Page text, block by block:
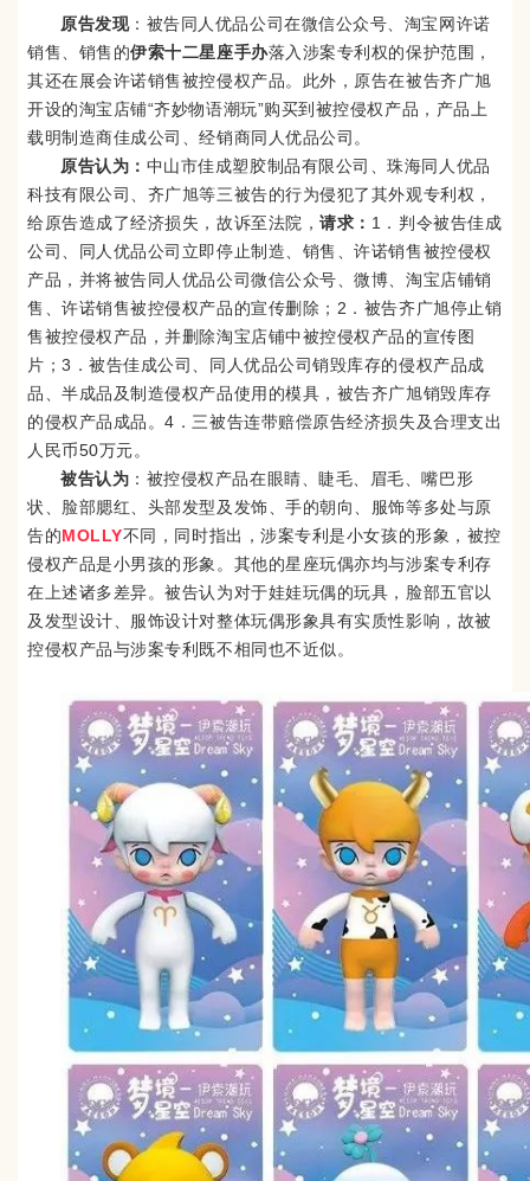
原告发现：被告同人优品公司在微信公众号、淘宝网许诺
销售、销售的伊索十二星座手办落入涉案专利权的保护范围，
其还在展会许诺销售被控侵权产品。此外，原告在被告齐广旭
开设的淘宝店铺“齐妙物语潮玩”购买到被控侵权产品，产品上
载明制造商佳成公司、经销商同人优品公司。
原告认为： 中山市佳成塑胶制品有限公司、珠海同人优品
科技有限公司、齐广旭等三被告的行为侵犯了其外观专利权，
给原告造成了经济损失，故诉至法院，请求： 1．判令被告佳成
公司、同人优品公司立即停止制造、销售、许诺销售被控侵权
产品，并将被告同人优品公司微信公众号、微博、淘宝店铺销
售、许诺销售被控侵权产品的宣传删除；2．被告齐广旭停止销
售被控侵权产品，并删除淘宝店铺中被控侵权产品的宣传图
片；3．被告佳成公司、同人优品公司销毁库存的侵权产品成
品、半成品及制造侵权产品使用的模具，被告齐广旭销毁库存
的侵权产品成品。4．三被告连带赔偿原告经济损失及合理支出
人民币50万元。
被告认为 ：被控侵权产品在眼睛、睫毛、眉毛、嘴巴形
状、脸部腮红、头部发型及发饰、手的朝向、服饰等多处与原
告的MOLLY不同，同时指出，涉案专利是小女孩的形象，被控
侵权产品是小男孩的形象。其他的星座玩偶亦均与涉案专利存
在上述诸多差异。被告认为对于娃娃玩偶的玩具，脸部五官以
及发型设计、服饰设计对整体玩偶形象具有实质性影响，故被
控侵权产品与涉案专利既不相同也不近似。